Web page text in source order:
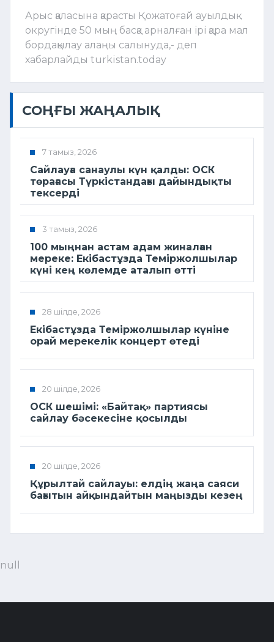
Арыс қаласына қарасты Қожатоғай ауылдық
округінде 50 мың басқа арналған ірі қара мал
бордақылау алаңы салынуда,- деп
хабарлайды turkistan.today
СОҢҒЫ ЖАҢАЛЫҚ
7 тамыз, 2026
Сайлауға санаулы күн қалды: ОСК
төрағасы Түркістандағы дайындықты
тексерді
3 тамыз, 2026
100 мыңнан астам адам жиналған
мереке: Екібастұзда Теміржолшылар
күні кең көлемде аталып өтті
28 шілде, 2026
Екібастұзда Теміржолшылар күніне
орай мерекелік концерт өтеді
20 шілде, 2026
ОСК шешімі: «Байтақ» партиясы
сайлау бәсекесіне қосылды
20 шілде, 2026
Құрылтай сайлауы: елдің жаңа саяси
бағытын айқындайтын маңызды кезең
null